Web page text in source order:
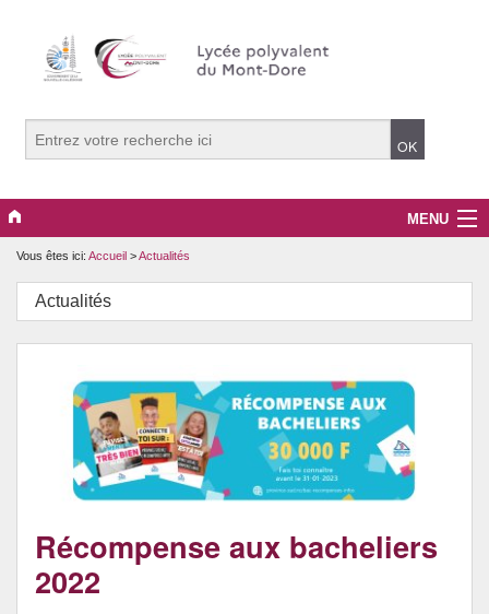
MENU
Le Lycée
Informations pratiques
Actions pédagogiques
Actualités
Vous êtes ici: Accueil >Actualités
Actualités
Récompense aux bacheliers
2022